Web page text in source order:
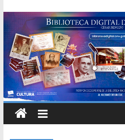
Modesta Bor Sánchez [material
Gaceta Oficial de la República de
Caracas 09 de marzo de 2006 N°
Catálogo temático de obras de